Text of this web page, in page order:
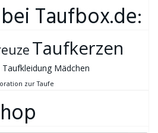
Taufbox.de:
Taufkerzen
Taufkleidung Mädchen
zur Taufe